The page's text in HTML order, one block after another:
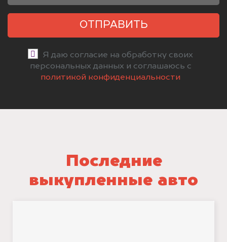
ОТПРАВИТЬ
Я даю согласие на обработку своих
персональных данных и соглашаюсь с
политикой конфиденциальности
Последние
выкупленные авто